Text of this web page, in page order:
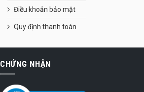
Điều khoản bảo mật
Quy định thanh toán
CHỨNG NHẬN